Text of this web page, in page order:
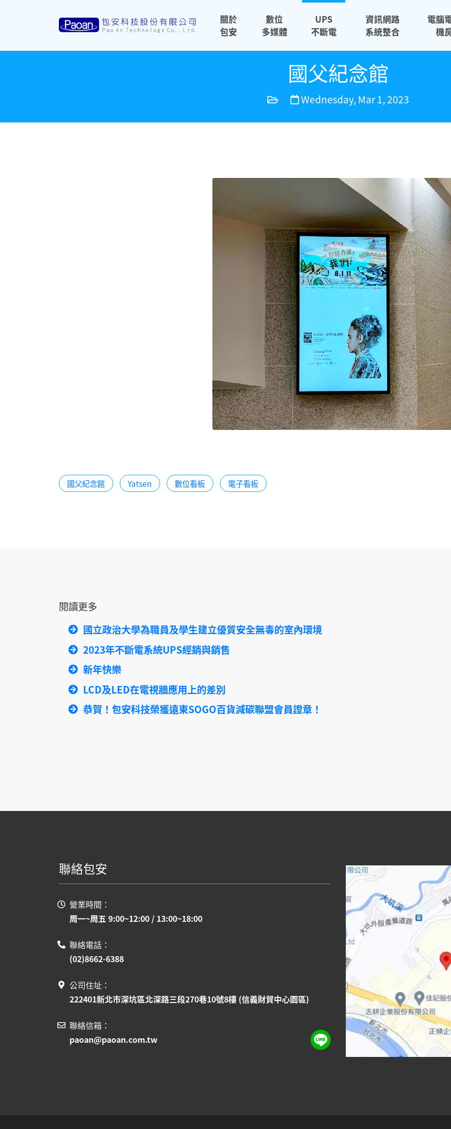
關於
包安
數位
多媒體
UPS
不斷電
資訊網路
系統整合
電腦
機
國父紀念館
Wednesday, Mar 1, 2023
國父紀念館 Yatsen 數位看板 電子看板
閱讀更多
國立政治大學為職員及學生建立優質安全無毒的室內環境
2023年不斷電系統UPS經銷與銷售
新年快樂
LCD及LED在電視牆應用上的差別
恭賀！包安科技榮獲遠東SOGO百貨減碳聯盟會員證章！
聯絡包安
營業時間：
周一~周五 9:00~12:00 / 13:00~18:00
聯絡電話：
(02)8662-6388
公司住址：
222401新北市深坑區北深路三段270巷10號8樓 (信義財貿中心園區)
聯絡信箱：
paoan@paoan.com.tw